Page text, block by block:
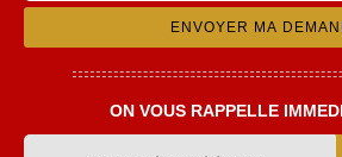
ON VOUS RAPPELLE